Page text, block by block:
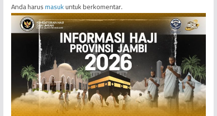
Anda harusmasukuntuk berkomentar.